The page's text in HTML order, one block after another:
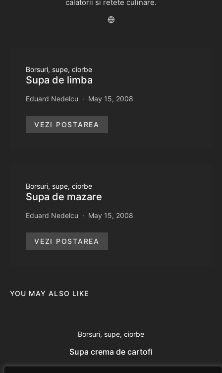
calatorii si retete culinare.
Borsuri, supe, ciorbe
Supa de limba
Eduard Nedelcu May 15, 2008
VEZI POSTAREA
Borsuri, supe, ciorbe
Supa de mazare
Eduard Nedelcu May 15, 2008
VEZI POSTAREA
YOU MAY ALSO LIKE
Borsuri, supe, ciorbe
Supa crema de cartofi
Eduard Nedelcu July 24, 2014